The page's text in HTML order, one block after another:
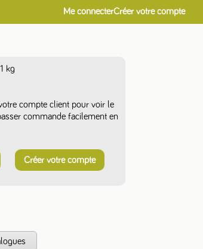
Me connecterCréer votre compte
kg
compte client pour voir le
commande facilement en
Créer votre compte